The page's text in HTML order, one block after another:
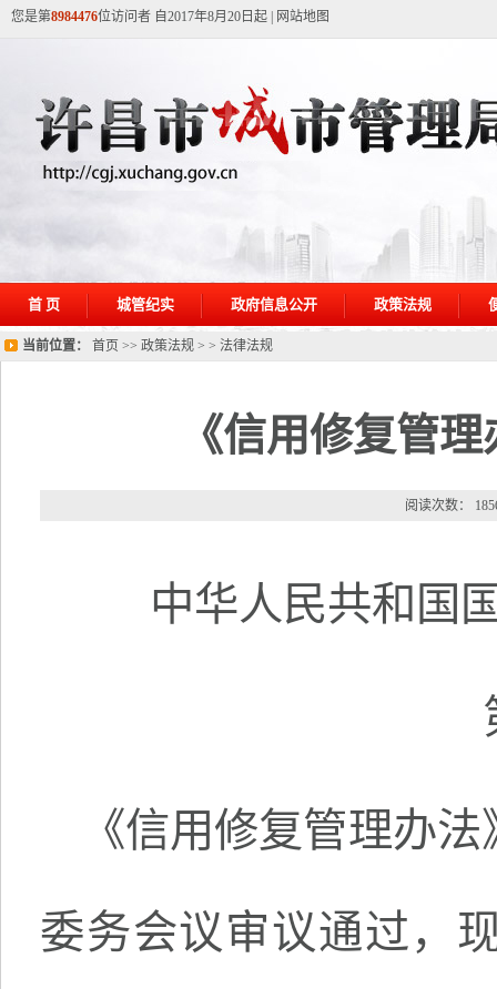
您是第8984476位访问者 自2017年8月20日起 网站地图
首 页 城管纪实 政府信息公开 政策法规
当前位置： 首页 >> 政策法规 > > 法律法规
《信用修复管
阅读次数：
中华人民共和国
《信用修复管理办
委务会议审议通过，